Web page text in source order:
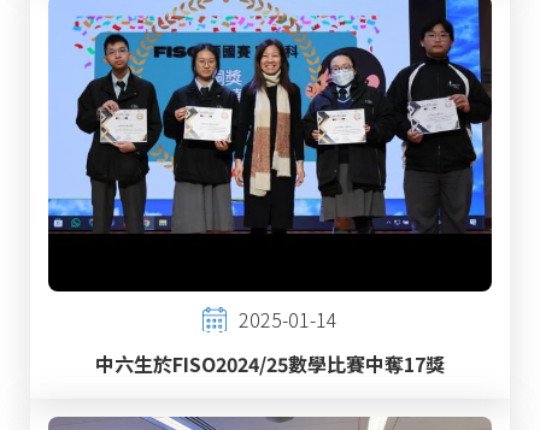
2025-01-14
中六生於FISO2024/25數學比賽中奪17獎